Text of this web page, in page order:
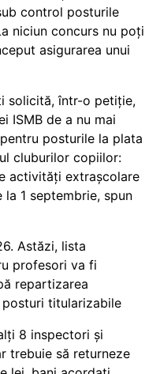
control posturile
niciun concurs nu poți
asigurarea unui
solicită, într-o petiție,
ISMB de a nu mai
posturile la plata
cluburilor copiilor:
activități extrașcolare
1 septembrie, spun
Astăzi, lista
profesori va fi
repartizarea
titularizabile
8 inspectori și
trebuie să returneze